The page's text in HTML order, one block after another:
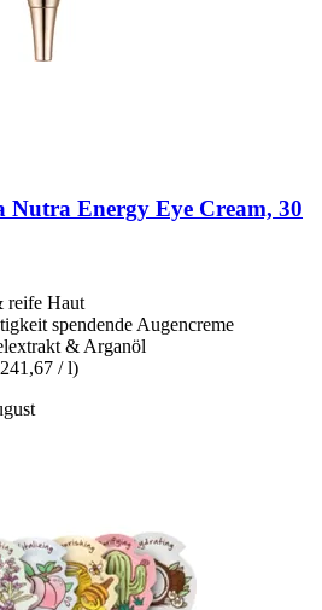
Nutra Energy Eye Cream, 30
reife Haut
spendende Augencreme
& Arganöl
/ l)